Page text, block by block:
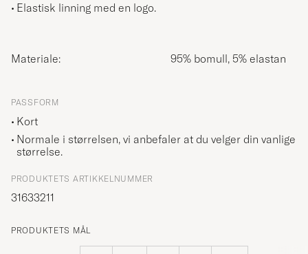
Elastisk linning med en logo.
Materiale: 95% bomull, 5% elastan
PASSFORM
Kort
Normale i størrelsen, vi anbefaler at du velger din vanlige
størrelse.
PRODUKTETS ARTIKKELNUMMER
31633211
PRODUKTETS MÅL